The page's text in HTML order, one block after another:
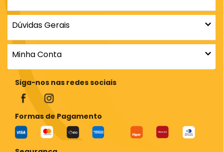
Dúvidas Gerais
Minha Conta
Siga-nos nas redes sociais
Formas de Pagamento